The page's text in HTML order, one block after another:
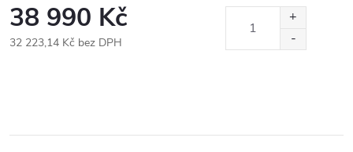
38 990 Kč
32 223,14 Kč bez DPH